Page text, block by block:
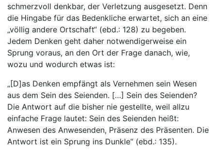
schmerzvoll denkbar, der Verletzung ausgesetzt. Denn
die Hingabe für das Bedenkliche erwartet, sich an eine
„völlig andere Ortschaft“ (ebd.: 128) zu begeben.
Jedem Denken geht daher notwendigerweise ein
Sprung voraus, an den Ort der Frage danach, wie,
wozu und wodurch etwas ist:
„[D]as Denken empfängt als Vernehmen sein Wesen
aus dem Sein des Seienden. […] Sein des Seienden?
Die Antwort auf die bisher nie gestellte, weil allzu
einfache Frage lautet: Sein des Seienden heißt:
Anwesen des Anwesenden, Präsenz des Präsenten. Die
Antwort ist ein Sprung ins Dunkle“ (ebd.: 135).